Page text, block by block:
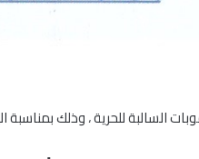
غزة
الاتحاد